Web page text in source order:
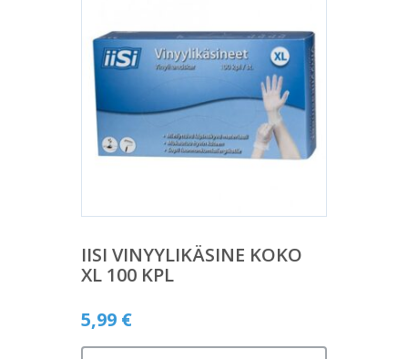
IISI VINYYLIKÄSINE KOKO
XL 100 KPL
5,99 €